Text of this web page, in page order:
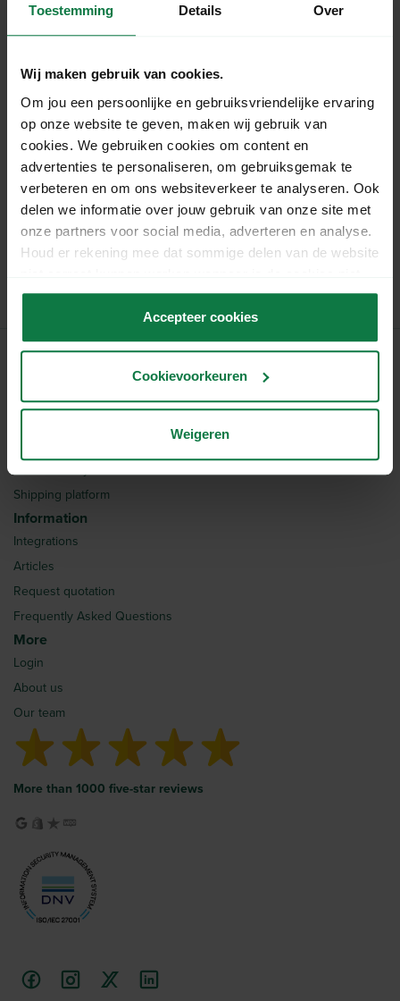
Toestemming Details Over
Wij maken gebruik van cookies.
Om jou een persoonlijke en gebruiksvriendelijke ervaring
op onze website te geven, maken wij gebruik van
cookies. We gebruiken cookies om content en
advertenties te personaliseren, om gebruiksgemak te
verbeteren en om ons websiteverkeer te analyseren. Ook
delen we informatie over jouw gebruik van onze site met
onze partners voor social media, adverteren en analyse.
Houd er rekening mee dat sommige delen van de website
accepteert.
Accepteer cookies
Cookievoorkeuren
Weigeren
durability.
Lengte:
Breedte:
Hoogte:
Material:
Sales unit:
Colour:
Artikelnummer:
50 cm
21.5 cm
35 cm
Double wave cardboard
Per bundle of 20 pieces
Brown
MyParcel
Shipping platform
Information
Integrations
Articles
Request quotation
Frequently Asked Questions
More
Login
About us
Our team
More than 1000 five-star reviews